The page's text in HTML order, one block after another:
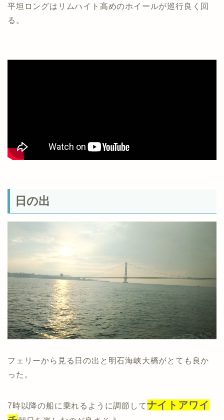
平坦ロングはリムハイト高めのホイールが巡行良く回
る。
日の出
フェリーから見る日の出と明石海峡大橋がとても良か
った。
7時以降の船に乗れるように調節してナイトアワイ